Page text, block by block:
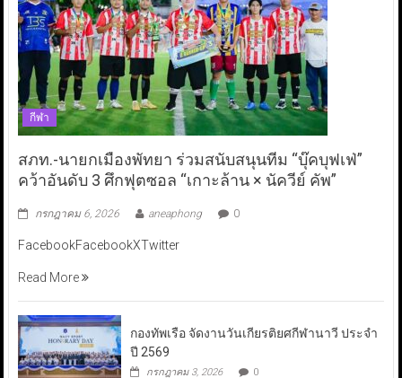
กีฬา
สภท.-นายกเมืองพัทยา ร่วมสนับสนุนทีม “บุ๊คบุฟเฟ่”
คว้าอันดับ 3 ศึกฟุตซอล “เกาะล้าน × นัควีย์ คัพ”
กรกฎาคม 6, 2026 aneaphong 0
FacebookFacebookXTwitter
Read More
กองทัพเรือ จัดงานวันเกียรติยศกีฬานาวี ประจำ
ปี 2569
กรกฎาคม 3, 2026 0